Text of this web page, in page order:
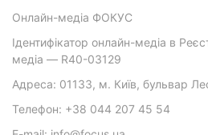
Онлайн-медіа ФОКУС
Ідентифікатор онлайн-медіа в
медіа — R40-03129
Адреса: 01133, м. Київ, бульвар
Телефон: +38 044 207 45 54